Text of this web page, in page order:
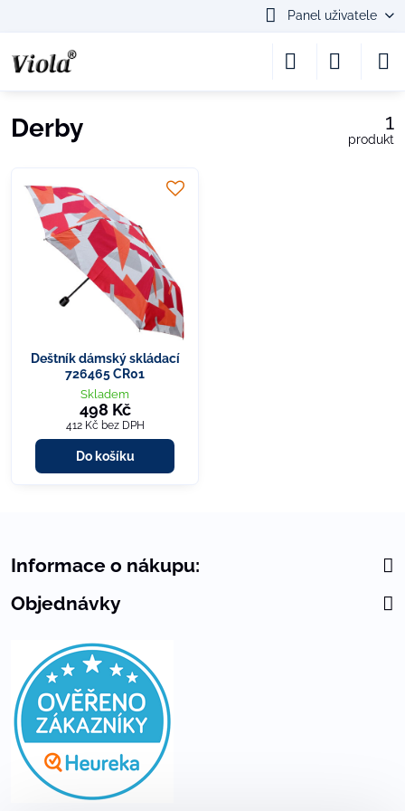
Panel uživatele
Derby 1
produkt
Deštník dámský skládací
726465 CR01
Skladem
498 Kč
412 Kč bez DPH
Do košíku
Informace o nákupu:
Objednávky